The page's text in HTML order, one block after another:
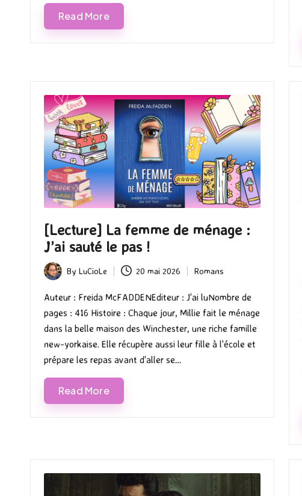
Read More
[Lecture] La femme de ménage :
J’ai sauté le pas !
Posted
by
By LuCioLe 20 mai 2026
Posted
in
Romans
Auteur : Freida McFADDENEditeur : J'ai luNombre de
pages : 416 Histoire : Chaque jour, Millie fait le ménage
dans la belle maison des Winchester, une riche famille
new-yorkaise. Elle récupère aussi leur fille à l'école et
prépare les repas avant d'aller se…
Read More